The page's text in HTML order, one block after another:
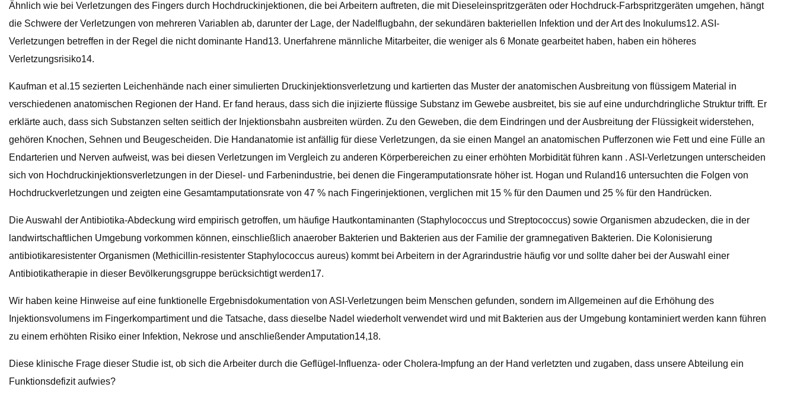
Ähnlich wie bei Verletzungen des Fingers durch Hochdruckinjektionen, die bei Arbeitern auftreten, die mit Dieseleinspritzgeräten oder Hochdruck-Farbspritzgeräten umgehen, hängt
die Schwere der Verletzungen von mehreren Variablen ab, darunter der Lage, der Nadelflugbahn, der sekundären bakteriellen Infektion und der Art des Inokulums12. ASI-
Verletzungen betreffen in der Regel die nicht dominante Hand13. Unerfahrene männliche Mitarbeiter, die weniger als 6 Monate gearbeitet haben, haben ein höheres
Verletzungsrisiko14.
Kaufman et al.15 sezierten Leichenhände nach einer simulierten Druckinjektionsverletzung und kartierten das Muster der anatomischen Ausbreitung von flüssigem Material in
verschiedenen anatomischen Regionen der Hand. Er fand heraus, dass sich die injizierte flüssige Substanz im Gewebe ausbreitet, bis sie auf eine undurchdringliche Struktur trifft. Er
erklärte auch, dass sich Substanzen selten seitlich der Injektionsbahn ausbreiten würden. Zu den Geweben, die dem Eindringen und der Ausbreitung der Flüssigkeit widerstehen,
gehören Knochen, Sehnen und Beugescheiden. Die Handanatomie ist anfällig für diese Verletzungen, da sie einen Mangel an anatomischen Pufferzonen wie Fett und eine Fülle an
Endarterien und Nerven aufweist, was bei diesen Verletzungen im Vergleich zu anderen Körperbereichen zu einer erhöhten Morbidität führen kann . ASI-Verletzungen unterscheiden
sich von Hochdruckinjektionsverletzungen in der Diesel- und Farbenindustrie, bei denen die Fingeramputationsrate höher ist. Hogan und Ruland16 untersuchten die Folgen von
Hochdruckverletzungen und zeigten eine Gesamtamputationsrate von 47 % nach Fingerinjektionen, verglichen mit 15 % für den Daumen und 25 % für den Handrücken.
Die Auswahl der Antibiotika-Abdeckung wird empirisch getroffen, um häufige Hautkontaminanten (Staphylococcus und Streptococcus) sowie Organismen abzudecken, die in der
landwirtschaftlichen Umgebung vorkommen können, einschließlich anaerober Bakterien und Bakterien aus der Familie der gramnegativen Bakterien. Die Kolonisierung
antibiotikaresistenter Organismen (Methicillin-resistenter Staphylococcus aureus) kommt bei Arbeitern in der Agrarindustrie häufig vor und sollte daher bei der Auswahl einer
Antibiotikatherapie in dieser Bevölkerungsgruppe berücksichtigt werden17.
Wir haben keine Hinweise auf eine funktionelle Ergebnisdokumentation von ASI-Verletzungen beim Menschen gefunden, sondern im Allgemeinen auf die Erhöhung des
Injektionsvolumens im Fingerkompartiment und die Tatsache, dass dieselbe Nadel wiederholt verwendet wird und mit Bakterien aus der Umgebung kontaminiert werden kann führen
zu einem erhöhten Risiko einer Infektion, Nekrose und anschließender Amputation14,18.
Diese klinische Frage dieser Studie ist, ob sich die Arbeiter durch die Geflügel-Influenza- oder Cholera-Impfung an der Hand verletzten und zugaben, dass unsere Abteilung ein
Funktionsdefizit aufwies?